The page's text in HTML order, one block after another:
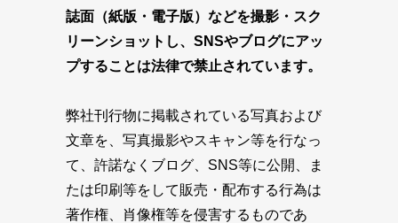
誌面（紙版・電子版）などを撮影・スク
リーンショットし、SNSやブログにアッ
プすることは法律で禁止されています。
弊社刊行物に掲載されている写真および
文章を、写真撮影やスキャン等を行なっ
て、許諾なくブログ、SNS等に公開、ま
たは印刷等をして販売・配布する行為は
著作権、肖像権等を侵害するものであ